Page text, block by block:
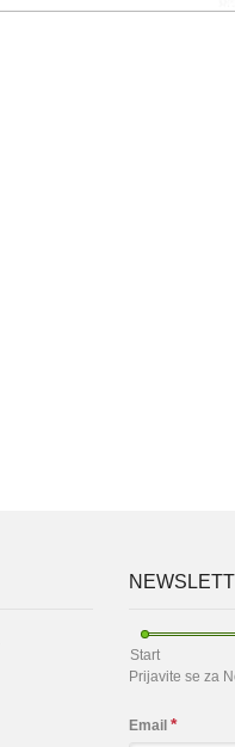
Start
Prijavite se za
Email *